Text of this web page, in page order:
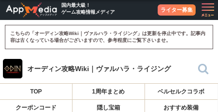
国内最大級！
ゲーム攻略情報メディア
ライター募集
こちらの「オーディン攻略Wiki｜ヴァルハラ・ライジング」は更新を停止中です。記事内
容は古くなっている場合がございますので、参考程度にご覧下さいませ。
オーディン攻略Wiki｜ヴァルハラ・ライジング
TOP 1周年まとめ ベルセルクコラボ
クーポンコード 隠し宝箱 おすすめ装備